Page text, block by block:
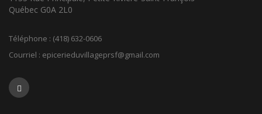
Québec G0A 2L0
Téléphone : (418) 632-0606
Courriel : epicerieduvillageprsf@gmail.com